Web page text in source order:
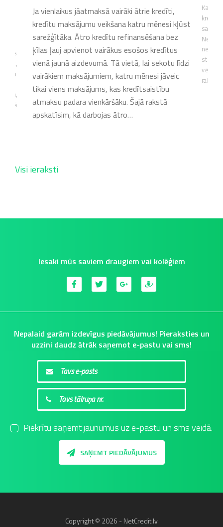
un
kā
Ja vienlaikus jāatmaksā vairāki ātrie kredīti,
kredītu maksājumu veikšana katru mēnesi kļūst
sarežģītāka. Ātro kredītu refinansēšana bez
ķīlas ļauj apvienot vairākus esošos kredītus
vienā jaunā aizdevumā. Tā vietā, lai sekotu līdzi
vairākiem maksājumiem, katru mēnesi jāveic
tikai viens maksājums, kas kredītsaistību
atmaksu padara vienkāršāku. Šajā rakstā
apskatīsim, kā darbojas ātro…
Kad
kredītu
rakstā
Visi ieraksti
Iesaki mūs saviem draugiem vai kolēģiem
Nepalaid garām izdevīgus piedāvājumus! Pieraksties un
uzzini daudz ātrāk saņemot e-pastu vai sms!
Piekrītu saņemt jaunumus uz e-pastu un sms veidā.
SAŅEMT PIEDĀVĀJUMUS
Copyright © 2026 - NetCredit.lv